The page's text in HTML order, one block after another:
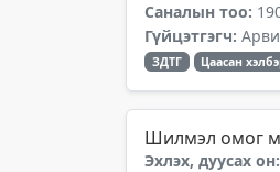
Саналын тоо:
Гүйцэтгэгч:
ЗДТГ Цаасан
Шилмэл омог
Эхлэх, дуусах он: